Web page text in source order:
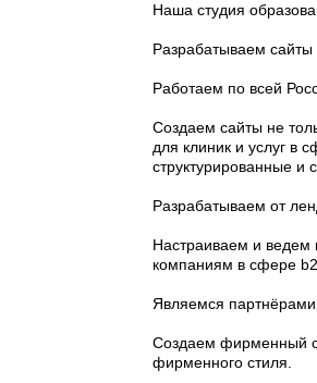
Наша студия
Разрабатываем
Работаем по всей
Создаем сайты не
для клиник и услуг в
структурированные и
Разрабатываем от
Настраиваем и ведем
компаниям в сфере
Являемся
Создаем фирменный
фирменного стиля.